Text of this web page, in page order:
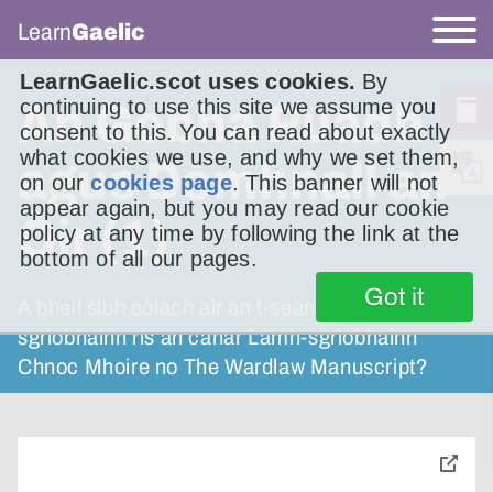
LearnGaelic.scot uses cookies. By
continuing to use this site we assume you
consent to this. You can read about exactly
what cookies we use, and why we set them,
on ourcookies page. This banner will not
appear again, but you may read our cookie
policy at any time by following the link at the
bottom of all our pages.
Got it
LearnGaelic
An Gobha Ruadh
agus Dòmhnall an
Òir (1)
A bheil sibh eòlach air an t-seann làmh-
sgrìobhainn ris an canar Làmh-sgrìobhainn
Chnoc Mhoire no The Wardlaw Manuscript?
toggle